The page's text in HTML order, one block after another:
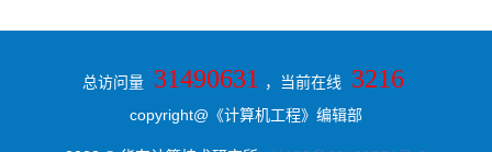
总访问量 31490631 ，当前在线 3216
copyright@《计算机工程》编辑部